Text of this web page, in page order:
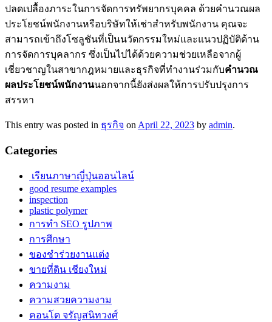
ปลดเปลื้องภาระในการจัดการทรัพยากรบุคคล ด้วยคำนวณผล
ประโยชน์พนักงานหรือบริษัทให้เช่าสำหรับพนักงาน คุณจะ
สามารถเข้าถึงโซลูชันที่เป็นนวัตกรรมใหม่และแนวปฏิบัติด้าน
การจัดการบุคลากร ซึ่งเป็นไปได้ด้วยความช่วยเหลือจากผู้
เชี่ยวชาญในสาขากฎหมายและธุรกิจที่ทำงานร่วมกับคำนวณ
ผลประโยชน์พนักงานนอกจากนี้ยังส่งผลให้การปรับปรุงการ
สรรหา
This entry was posted in ธุรกิจ on April 22, 2023 by admin.
Categories
เรียนภาษาญี่ปุ่นออนไลน์
good resume examples
inspection
plastic polymer
การทำ SEO รูปภาพ
การศึกษา
ของชำร่วยงานแต่ง
ขายที่ดิน เชียงใหม่
ความงาม
ความสวยความงาม
คอนโด จรัญสนิทวงศ์